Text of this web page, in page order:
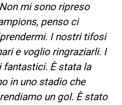
Non mi sono ripreso
penso ci
I nostri tifosi
e voglio ringraziarli. I
È stata la
in uno stadio che
un gol. È stato